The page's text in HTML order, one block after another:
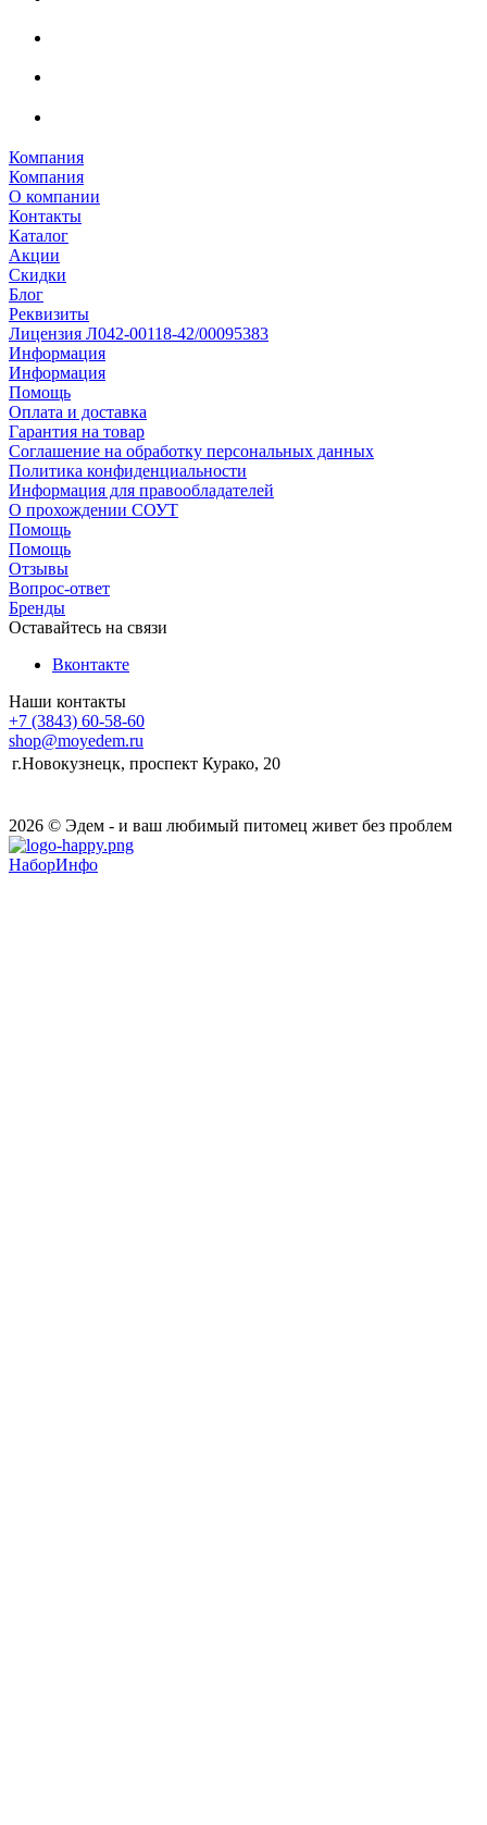
Компания
Компания
О компании
Контакты
Каталог
Акции
Скидки
Блог
Реквизиты
Лицензия Л042-00118-42/00095383
Информация
Информация
Помощь
Оплата и доставка
Гарантия на товар
Соглашение на обработку персональных данных
Политика конфиденциальности
Информация для правообладателей
О прохождении СОУТ
Помощь
Помощь
Отзывы
Вопрос-ответ
Бренды
Оставайтесь на связи
Вконтакте
Наши контакты
+7 (3843) 60-58-60
shop@moyedem.ru
г.Новокузнецк, проспект Курако, 20
2026 © Эдем - и ваш любимый питомец живет без проблем
НаборИнфо